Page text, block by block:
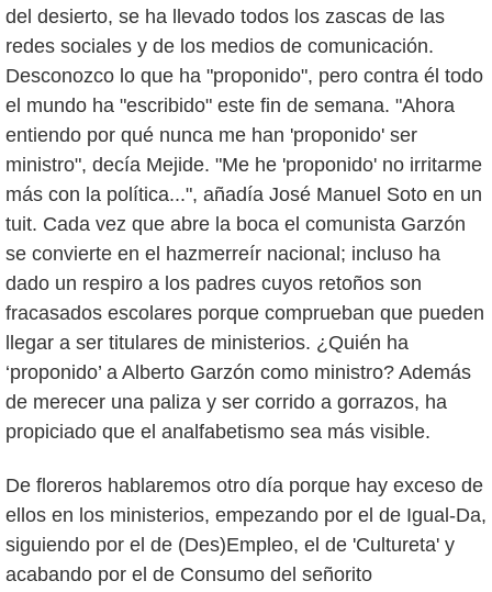
del desierto, se ha llevado todos los zascas de las
redes sociales y de los medios de comunicación.
Desconozco lo que ha "proponido", pero contra él todo
el mundo ha "escribido" este fin de semana. "Ahora
entiendo por qué nunca me han 'proponido' ser
ministro", decía Mejide. "Me he 'proponido' no irritarme
más con la política...", añadía José Manuel Soto en un
tuit. Cada vez que abre la boca el comunista Garzón
se convierte en el hazmerreír nacional; incluso ha
dado un respiro a los padres cuyos retoños son
fracasados escolares porque comprueban que pueden
llegar a ser titulares de ministerios. ¿Quién ha
‘proponido’ a Alberto Garzón como ministro? Además
de merecer una paliza y ser corrido a gorrazos, ha
propiciado que el analfabetismo sea más visible.
De floreros hablaremos otro día porque hay exceso de
ellos en los ministerios, empezando por el de Igual-Da,
siguiendo por el de (Des)Empleo, el de 'Cultureta' y
acabando por el de Consumo del señorito